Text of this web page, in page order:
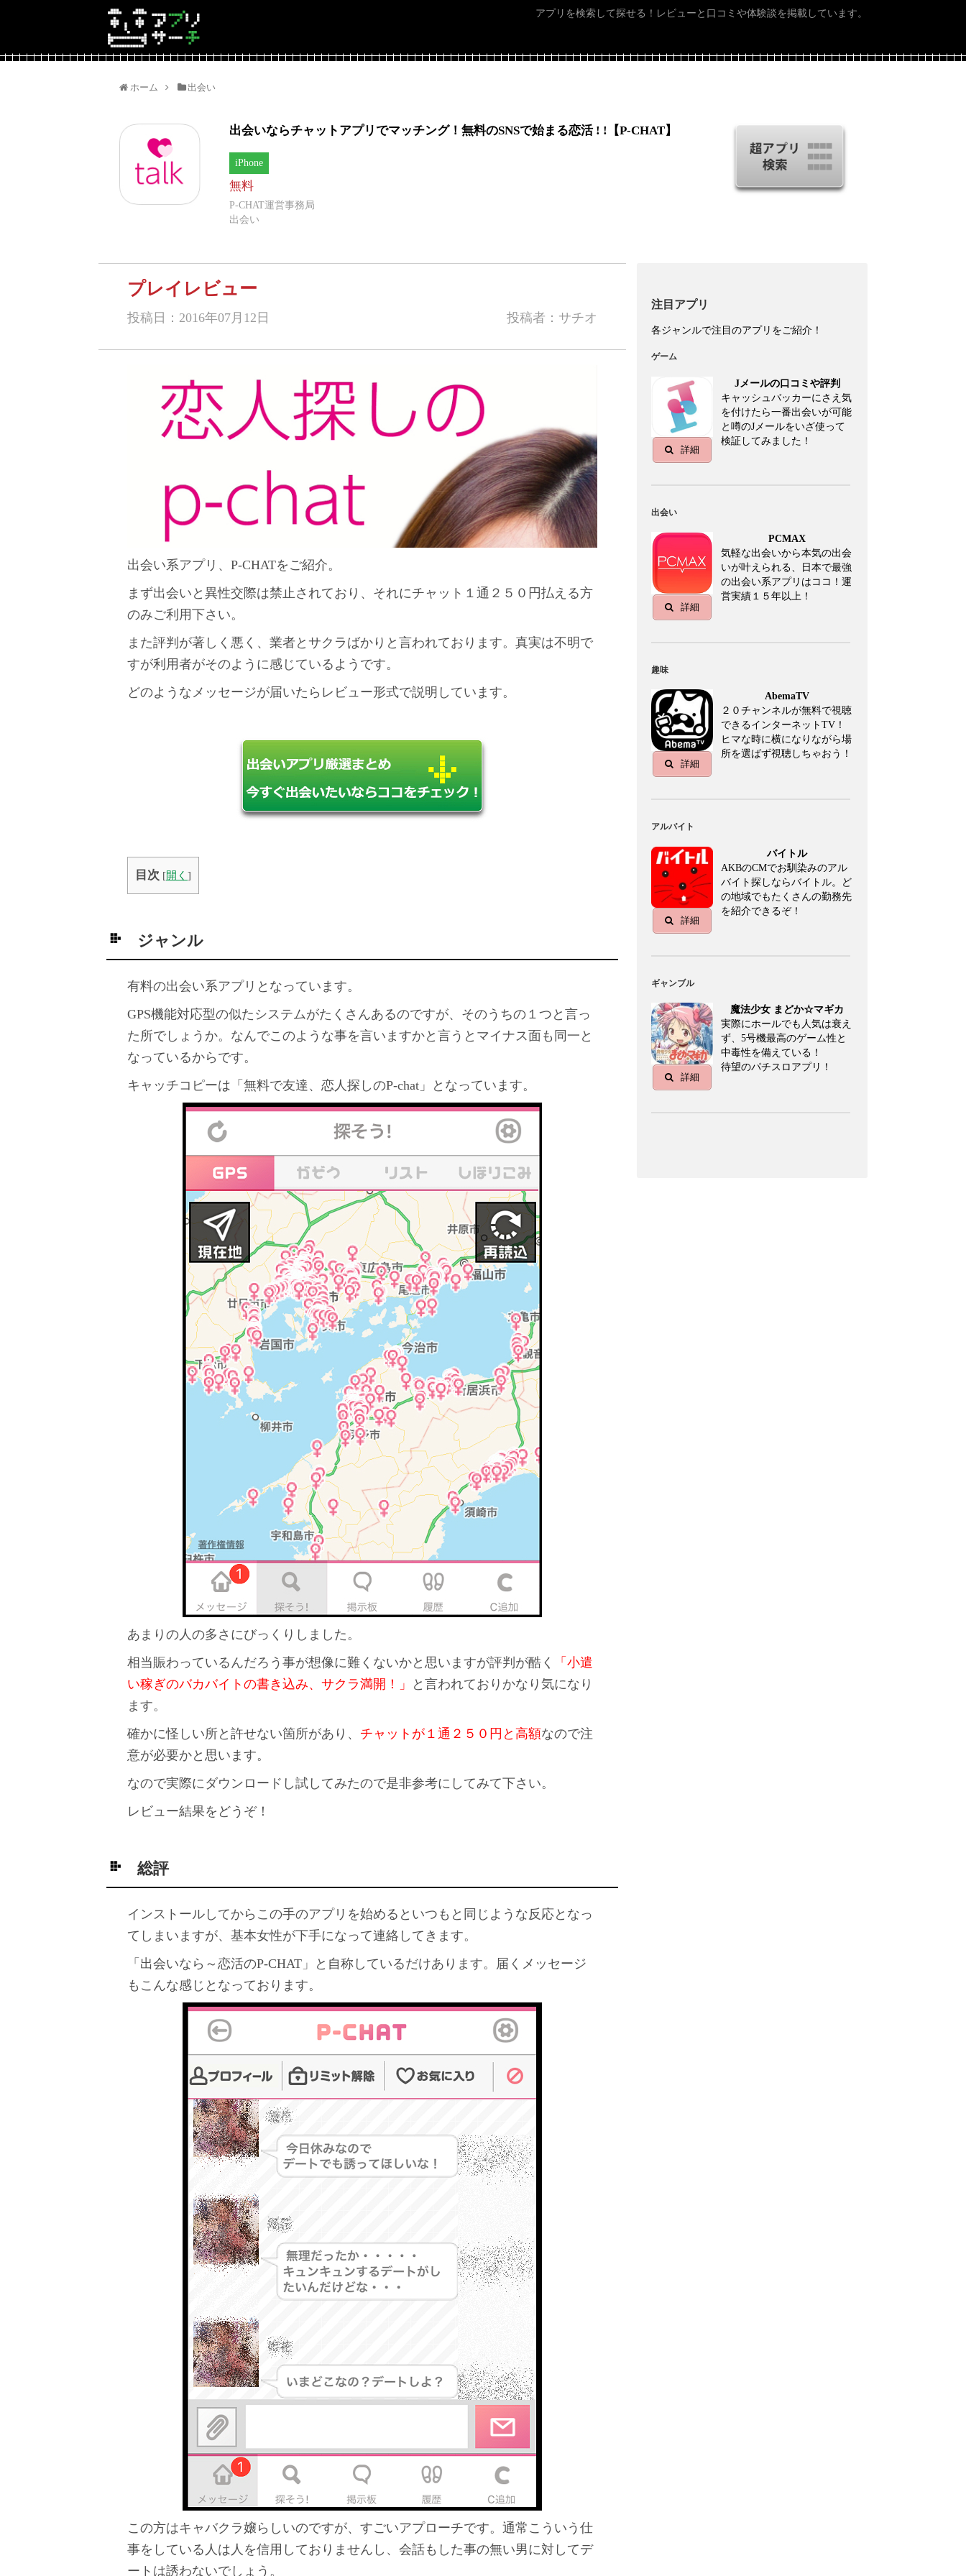
アプリを検索して探せる！レビューと口コミや体験談を掲載しています。
ホーム 出会い
出会いならチャットアプリでマッチング！無料のSNSで始まる恋活 ! !【P-CHAT】
iPhone
無料
P-CHAT運営事務局
出会い
プレイレビュー
投稿日：2016年07月12日 投稿者：サチオ
出会い系アプリ、P-CHATをご紹介。
まず出会いと異性交際は禁止されており、それにチャット１通２５０円払える方
のみご利用下さい。
また評判が著しく悪く、業者とサクラばかりと言われております。真実は不明で
すが利用者がそのように感じているようです。
どのようなメッセージが届いたらレビュー形式で説明しています。
目次 [開く ]
ジャンル
有料の出会い系アプリとなっています。
GPS機能対応型の似たシステムがたくさんあるのですが、そのうちの１つと言っ
た所でしょうか。なんでこのような事を言いますかと言うとマイナス面も同一と
なっているからです。
キャッチコピーは「無料で友達、恋人探しのP-chat」となっています。
あまりの人の多さにびっくりしました。
相当賑わっているんだろう事が想像に難くないかと思いますが評判が酷く
「小遣
い稼ぎのバカバイトの書き込み、サクラ満開！」
と言われておりかなり気になり
ます。
確かに怪しい所と許せない箇所があり、 チャットが１通２５０円と高額なので注
意が必要かと思います。
なので実際にダウンロードし試してみたので是非参考にしてみて下さい。
レビュー結果をどうぞ！
総評
インストールしてからこの手のアプリを始めるといつもと同じような反応となっ
てしまいますが、基本女性が下手になって連絡してきます。
「出会いなら～恋活のP-CHAT」と自称しているだけあります。届くメッセージ
もこんな感じとなっております。
この方はキャバクラ嬢らしいのですが、すごいアプローチです。通常こういう仕
事をしている人は人を信用しておりませんし、会話もした事の無い男に対してデ
ートは誘わないでしょう。
注目アプリ
各ジャンルで注目のアプリをご紹介！
ゲーム
詳細
Jメールの口コミや評判
キャッシュバッカーにさえ気
を付けたら一番出会いが可能
と噂のJメールをいざ使って
検証してみました！
出会い
詳細
PCMAX
気軽な出会いから本気の出会
いが叶えられる、日本で最強
の出会い系アプリはココ！運
営実績１５年以上！
趣味
詳細
AbemaTV
２０チャンネルが無料で視聴
できるインターネットTV！
ヒマな時に横になりながら場
所を選ばず視聴しちゃおう！
アルバイト
詳細
バイトル
AKBのCMでお馴染みのアル
バイト探しならバイトル。ど
の地域でもたくさんの勤務先
を紹介できるぞ！
ギャンブル
詳細
魔法少女 まどか☆マギカ
実際にホールでも人気は衰え
ず、5号機最高のゲーム性と
中毒性を備えている！
待望のパチスロアプリ！